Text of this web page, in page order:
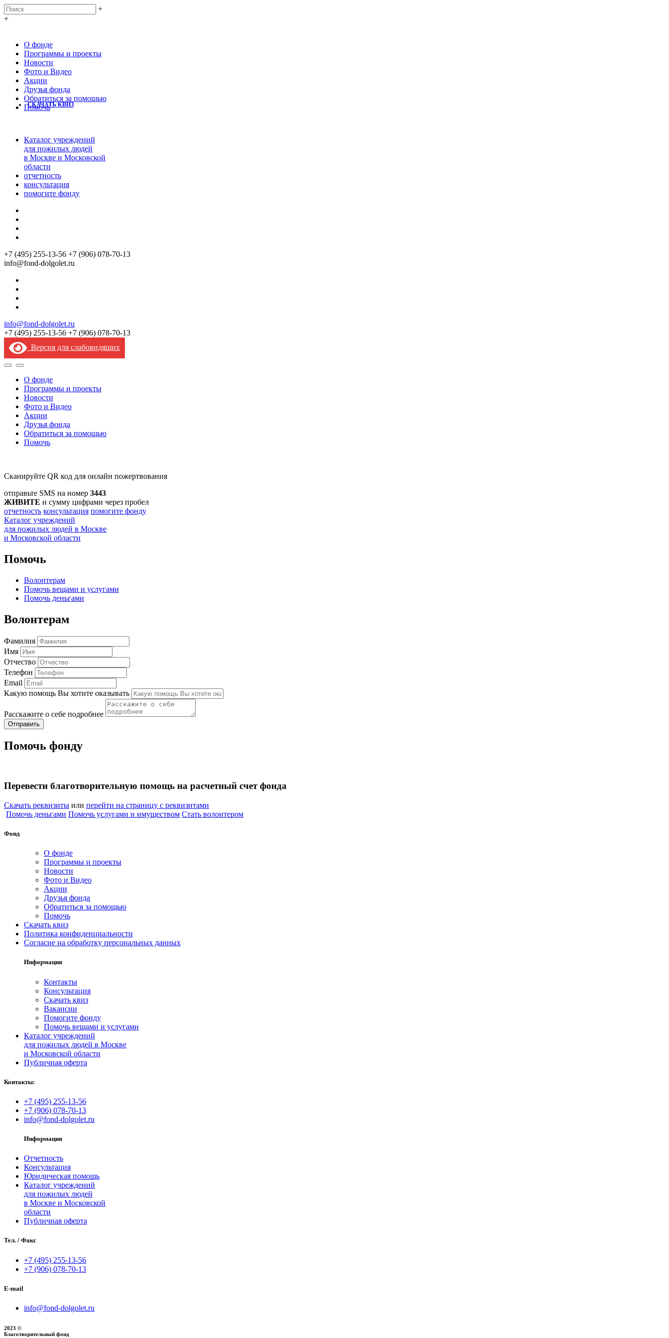
+
+
О фонде
Программы и проекты
Новости
Фото и Видео
Акции
Друзья фонда
Обратиться за помощью
Помочь
СКАЧАТЬ КВИЗ
Каталог учреждений
для пожилых людей
в Москве и Московской
области
отчетность
консультация
помогите фонду
+7 (495) 255‑13‑56 +7 (906) 078‑70‑13
info@fond-dolgolet.ru
info@fond-dolgolet.ru
+7 (495) 255‑13‑56 +7 (906) 078‑70‑13
Версия для слабовидящих
О фонде
Программы и проекты
Новости
Фото и Видео
Акции
Друзья фонда
Обратиться за помощью
Помочь
Сканируйте QR код для онлайн пожертвования
отправьте SMS на номер 3443
ЖИВИТЕ и сумму цифрами через пробел
отчетность консультация помогите фонду
Каталог учреждений
для пожилых людей в Москве
и Московской области
Помочь
Волонтерам
Помочь вещами и услугами
Помочь деньгами
Волонтерам
Фамилия
Имя
Отчество
Телефон
Email
Какую помощь Вы хотите оказывать
Расскажите о себе подробнее
Отправить
Помочь фонду
Перевести благотворительную помощь на расчетный счет фонда
Скачать реквизиты или перейти на страницу с реквизитами
Помочь деньгами Помочь услугами и имуществом Стать волонтером
Фонд
О фонде
Программы и проекты
Новости
Фото и Видео
Акции
Друзья фонда
Обратиться за помощью
Помочь
Скачать квиз
Политика конфиденциальности
Согласие на обработку персональных данных
Информация
Контакты
Консультация
Скачать квиз
Вакансии
Помогите фонду
Помочь вещами и услугами
Каталог учреждений
для пожилых людей в Москве
и Московской области
Публичная оферта
Контакты:
+7 (495) 255‑13‑56
+7 (906) 078‑70‑13
info@fond-dolgolet.ru
Информация
Отчетность
Консультация
Юридическая помощь
Каталог учреждений
для пожилых людей
в Москве и Московской
области
Публичная оферта
Тел. / Факс
+7 (495) 255‑13‑56
+7 (906) 078‑70‑13
E-mail
info@fond-dolgolet.ru
2023 ©
Благотворительный фонд